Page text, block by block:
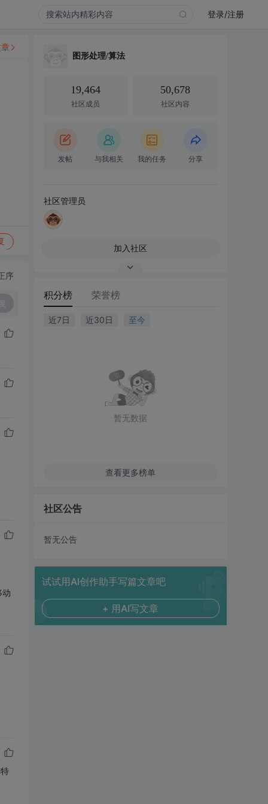
登录/注册
序
动
图形处理/算法
19,464
社区成员
50,678
社区内容
发帖 与我相关 我的任务 分享
社区管理员
加入社区
积分榜 荣誉榜
近7日 近30日 至今
暂无数据
查看更多榜单
社区公告
暂无公告
试试用AI创作助手写篇文章吧
+ 用AI写文章